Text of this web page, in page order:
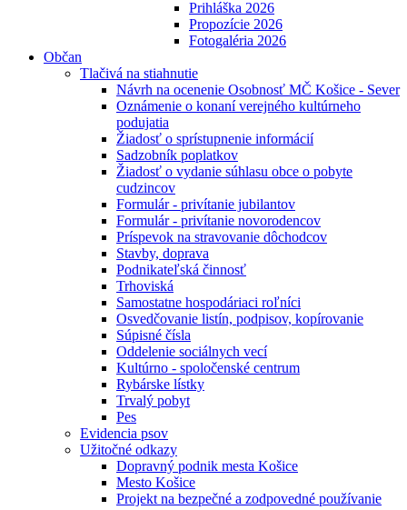
Prihláška 2026
Propozície 2026
Fotogaléria 2026
Občan
Tlačivá na stiahnutie
Návrh na ocenenie Osobnosť MČ Košice - Sever
Oznámenie o konaní verejného kultúrneho
podujatia
Žiadosť o sprístupnenie informácií
Sadzobník poplatkov
Žiadosť o vydanie súhlasu obce o pobyte
cudzincov
Formulár - privítanie jubilantov
Formulár - privítanie novorodencov
Príspevok na stravovanie dôchodcov
Stavby, doprava
Podnikateľská činnosť
Trhoviská
Samostatne hospodáriaci roľníci
Osvedčovanie listín, podpisov, kopírovanie
Súpisné čísla
Oddelenie sociálnych vecí
Kultúrno - spoločenské centrum
Rybárske lístky
Trvalý pobyt
Pes
Evidencia psov
Užitočné odkazy
Dopravný podnik mesta Košice
Mesto Košice
Projekt na bezpečné a zodpovedné používanie